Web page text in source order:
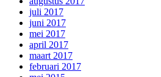
juli 2017
juni 2017
mei 2017
april 2017
maart 2017
februari 2017